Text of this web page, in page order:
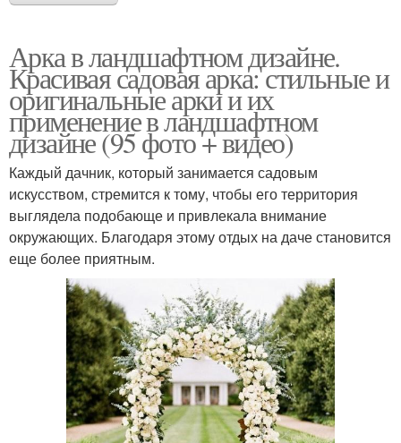
Арка в ландшафтном дизайне.
Красивая садовая арка: стильные и
оригинальные арки и их
применение в ландшафтном
дизайне (95 фото + видео)
Каждый дачник, который занимается садовым
искусством, стремится к тому, чтобы его территория
выглядела подобающе и привлекала внимание
окружающих. Благодаря этому отдых на даче становится
еще более приятным.